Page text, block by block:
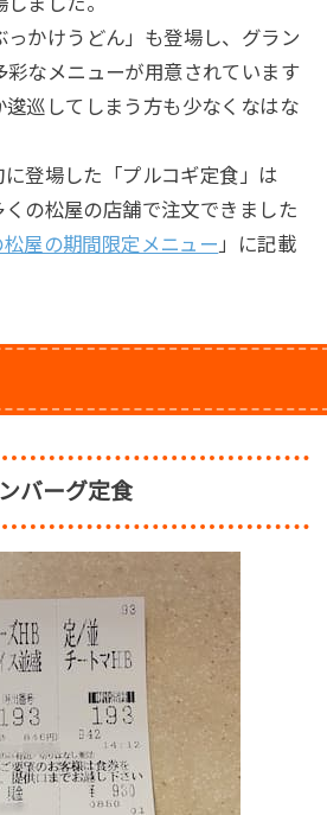
っかけうどん」も登場し、グラン
彩なメニューが用意されています
逡巡してしまう方も少なくなはな
登場した「プルコギ定食」は
の松屋の店舗で注文できました
屋の期間限定メニュー 」に記載
バーグ定食